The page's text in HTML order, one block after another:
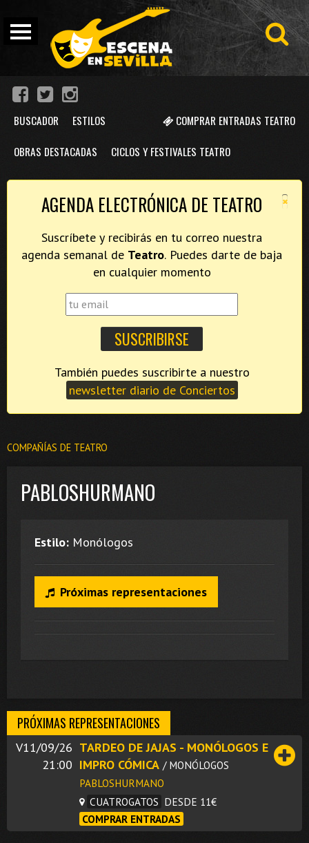
COMPRAR ENTRADAS TEATRO
BUSCADOR ESTILOS
OBRAS DESTACADAS CICLOS Y FESTIVALES TEATRO
×
AGENDA ELECTRÓNICA DE TEATRO
Suscríbete y recibirás en tu correo nuestra
agenda semanal de Teatro. Puedes darte de baja
en cualquier momento
newsletter diario de Conciertos
COMPAÑÍAS DE TEATRO
PABLOSHURMANO
Estilo: Monólogos
Próximas representaciones
PRÓXIMAS REPRESENTACIONES
V11/09/26
21:00
TARDEO DE JAJAS - MONÓLOGOS E
IMPRO CÓMICA / MONÓLOGOS
PABLOSHURMANO
CUATROGATOS DESDE 11€
COMPRAR ENTRADAS